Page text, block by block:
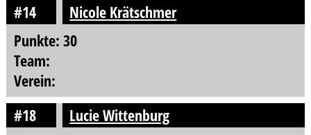
#14
Nicole Krätschmer
Punkte: 30
Team:
Verein:
#18
Lucie Wittenburg